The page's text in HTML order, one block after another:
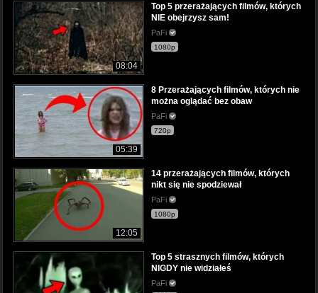
08:04
Top 5 przerażających filmów, których
NIE obejrzysz sam!
PaFi
1080p
05:39
8 Przerażających filmów, których nie
można oglądać bez obaw
PaFi
720p
12:05
14 przerażających filmów, których
nikt się nie spodziewał
PaFi
1080p
Top 5 strasznych filmów, których
NIGDY nie widziałeś
PaFi